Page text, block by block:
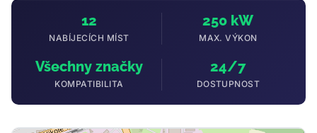
12
NABÍJECÍCH MÍST
250 kW
MAX. VÝKON
Všechny značky
KOMPATIBILITA
24/7
DOSTUPNOST